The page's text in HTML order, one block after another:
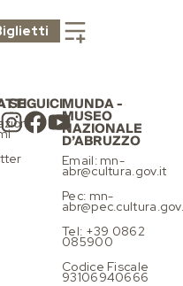
SEGUICIMUNDA -
MUSEO
NAZIONALE
D’ABRUZZO
Email: mn-
abr@cultura.gov.it
Pec: mn-
Tel: +39 0862
085900
Codice Fiscale
93106940666